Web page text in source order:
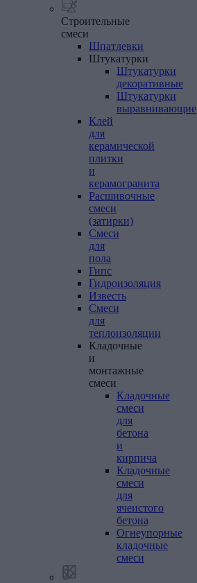
Строительные
смеси
Шпатлевки
Штукатурки
Штукатурки
декоративные
Штукатурки
выравнивающие
Клей
для
керамической
плитки
и
керамогранита
Расшивочные
смеси
(затирки)
Смеси
для
пола
Гипс
Гидроизоляция
Известь
Смеси
для
теплоизоляции
Кладочные
и
монтажные
смеси
Кладочные
смеси
для
бетона
и
кирпича
Кладочные
смеси
для
ячеистого
бетона
Огнеупорные
кладочные
смеси